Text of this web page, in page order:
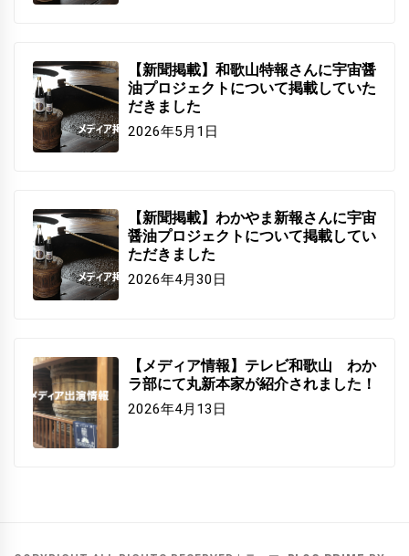
【新聞掲載】和歌山特報さんに宇宙醤
油プロジェクトについて掲載していた
だきました
2026年5月1日
【新聞掲載】わかやま新報さんに宇宙
醤油プロジェクトについて掲載してい
ただきました
2026年4月30日
【メディア情報】テレビ和歌山 わか
ラ部にて丸新本家が紹介されました！
2026年4月13日